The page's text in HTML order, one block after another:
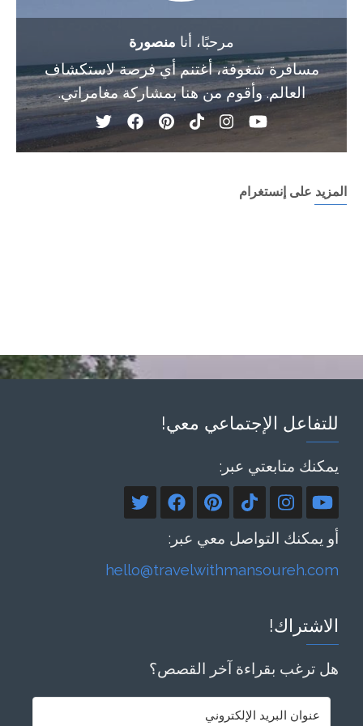
مرحبًا، أنا منصورة
مسافرة شغوفة، أغتنم أي فرصة لاستكشاف
العالم. وأقوم من هنا بمشاركة مغامراتي.
المزيد على إنستغرام
للتفاعل الإجتماعي معي!
يمكنك متابعتي عبر:
أو يمكنك التواصل معي عبر:
hello@travelwithmansoureh.com
الاشتراك!
هل ترغب بقراءة آخر القصص؟